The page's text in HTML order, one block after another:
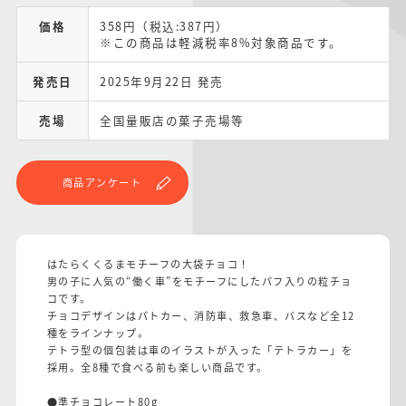
価格
358円（税込:387円）
※この商品は軽減税率8%対象商品です。
発売日 2025年9月22日 発売
売場 全国量販店の菓子売場等
商品アンケート
はたらくくるまモチーフの大袋チョコ！
男の子に人気の“働く車”をモチーフにしたパフ入りの粒チョ
コです。
チョコデザインはパトカー、消防車、救急車、バスなど全12
種をラインナップ。
テトラ型の個包装は車のイラストが入った「テトラカー」を
採用。全8種で食べる前も楽しい商品です。
●準チョコレート80g